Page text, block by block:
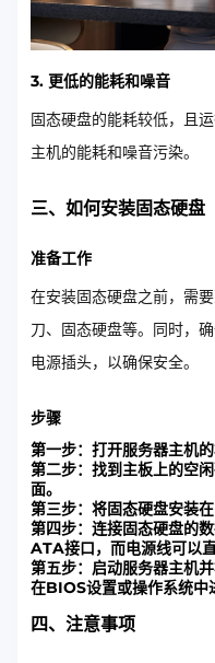
3. 更低的能耗和噪音
固态硬盘的能耗较低，且
主机的能耗和噪音污染。
三、如何安装固态硬盘
准备工作
在安装固态硬盘之前，需
刀、固态硬盘等。同时，
电源插头，以确保安全。
步骤
第一步：打开服务器主机的
第二步：找到主板上的空
面。
第三步：将固态硬盘安装
第四步：连接固态硬盘的
ATA接口，而电源线可以
第五步：启动服务器主机
在BIOS设置或操作系统中
四、注意事项